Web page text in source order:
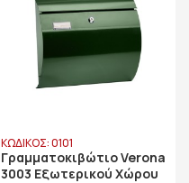
ΚΩΔΙΚΟΣ: 0101
Γραμματοκιβώτιο Verona
3003 Εξωτερικού Χώρου